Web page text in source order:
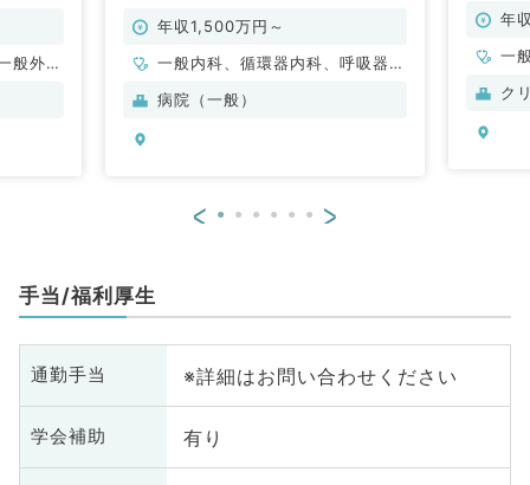
般外
年収1,500万円～
一般内科、循環器内科、呼吸器内
科、消化器内科、内分泌・代謝内
病院（一般）
年
一
ク
< >
手当/福利厚生
通勤手当 ※詳細はお問い合わせください
学会補助 有り